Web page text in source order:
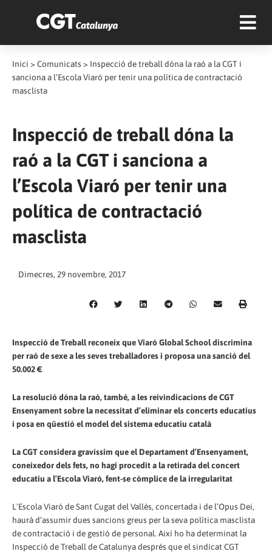
Inici > Comunicats > Inspecció de treball dóna la raó a la CGT i
sanciona a l’Escola Viaró per tenir una política de contractació
masclista
Inspecció de treball dóna la
raó a la CGT i sanciona a
l’Escola Viaró per tenir una
política de contractació
masclista
Dimecres, 29 novembre, 2017
Inspecció de Treball reconeix que Viaró Global School discrimina
per raó de sexe a les seves treballadores i proposa una sanció del
50.002 €
La resolució dóna la raó, també, a les reivindicacions de CGT
Ensenyament sobre la necessitat d’eliminar els concerts educatius
i posa en qüestió el model del sistema educatiu català
La CGT considera gravíssim que el Departament d’Ensenyament,
coneixedor dels fets, no hagi procedit a la retirada del concert
educatiu a l’Escola Viaró, fent-se còmplice de la irregularitat
L’Escola Viaró de Sant Cugat del Vallès, concertada i de l’Opus Dei,
haurà d’assumir dues sancions greus per la seva política masclista
de contractació i de gestió de personal. Així ho ha determinat la
Inspecció de Treball de Catalunya després que el sindicat CGT